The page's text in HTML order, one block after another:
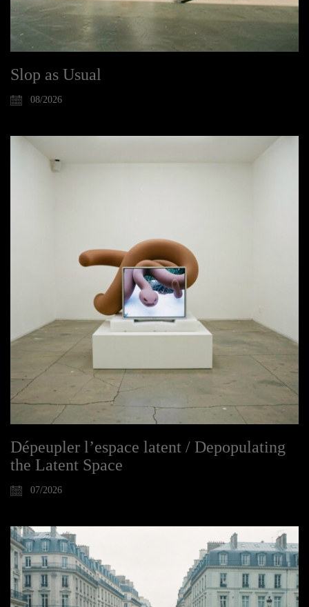
Slop as Usual
08/2026
Dépeupler l’espace latent / Depopulating
the Latent Space
07/2026